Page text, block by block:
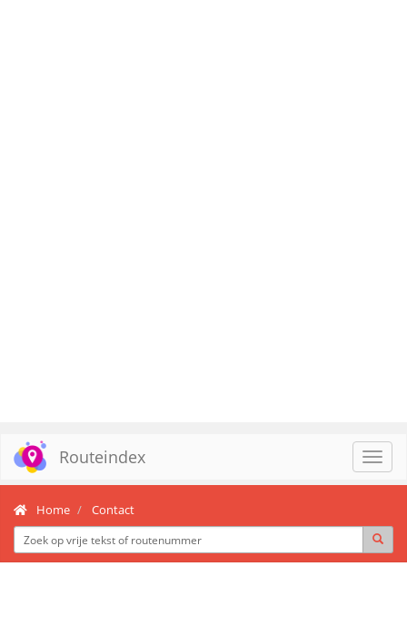
Routeindex
Home Contact